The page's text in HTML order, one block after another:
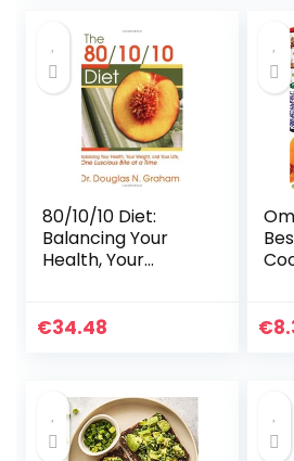
80/10/10 Diet:
Balancing Your
Health, Your
Bite at a Time
€34.48 €